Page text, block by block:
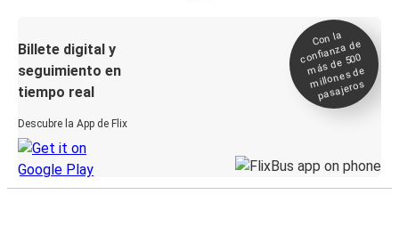
Billete digital y
seguimiento en
tiempo real
Descubre la App de Flix
Con la
confianza de
más de 500
millones de
pasajeros